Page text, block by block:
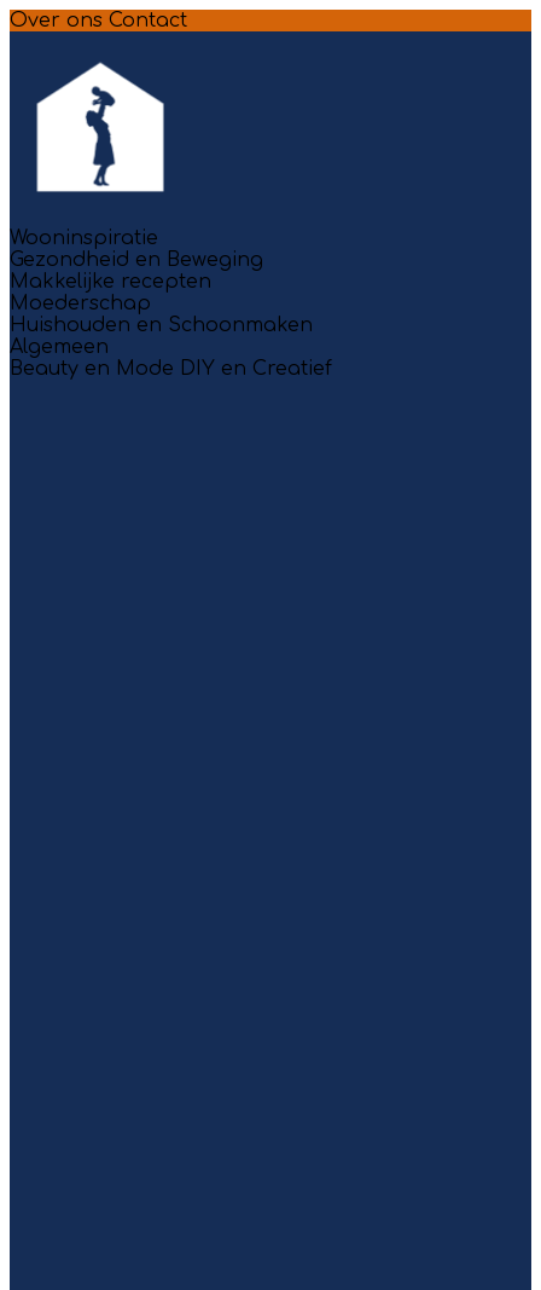
Over ons Contact
Wooninspiratie
Gezondheid en Beweging
Makkelijke recepten
Moederschap
Huishouden en Schoonmaken
Algemeen
Beauty en Mode
DIY en Creatief